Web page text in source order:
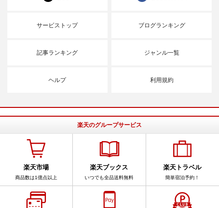
サービストップ ブログランキング
記事ランキング ジャンル一覧
ヘルプ 利用規約
楽天のグループサービス
楽天市場
商品数は1億点以上
楽天ブックス
いつでも全品送料無料
楽天トラベル
簡単宿泊予約！